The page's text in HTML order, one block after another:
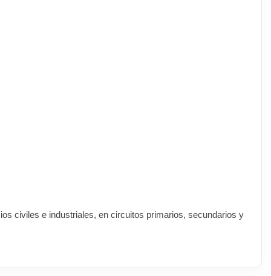
civiles e industriales, en circuitos primarios, secundarios y